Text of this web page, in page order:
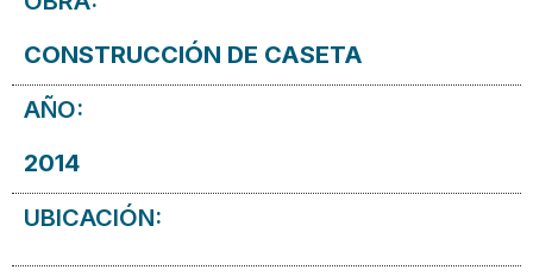
CONSTRUCCIÓN DE CASETA
AÑO:
2014
UBICACIÓN: